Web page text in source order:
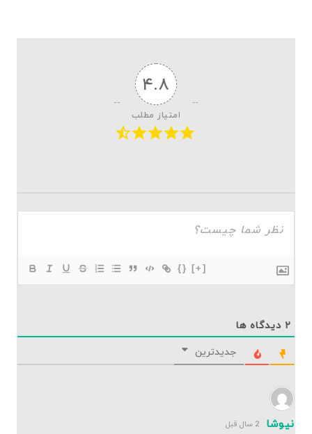
۴.۸
امتیاز مطلب
{} [+]
۲ دیدگاه ها
جدیدترین
نیوشا 2 سال قبل